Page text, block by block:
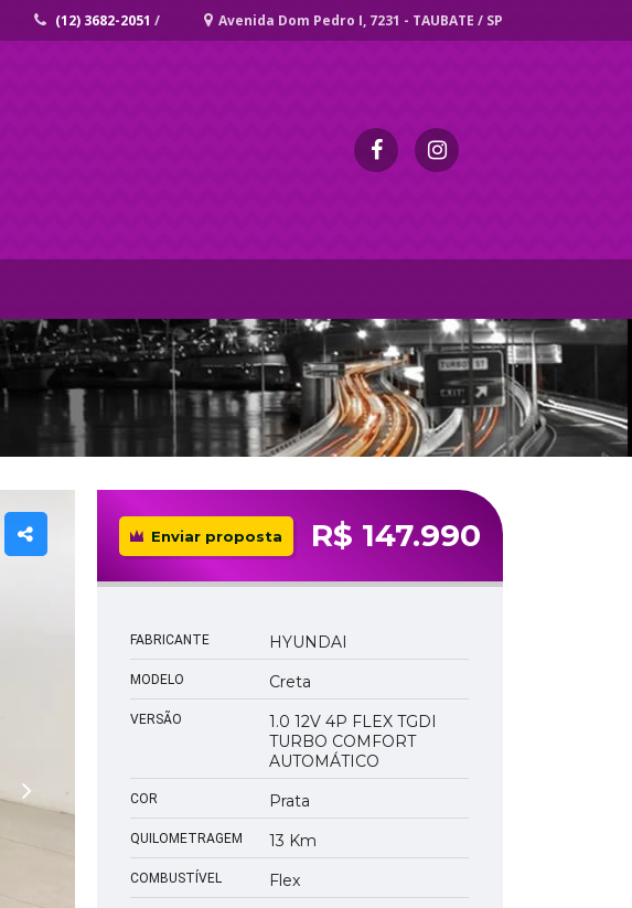
Avenida Dom Pedro I, 7231 - TAUBATE / SP
(12) 3682-2051 /
Enviar proposta R$ 147.990
FABRICANTE HYUNDAI
MODELO Creta
VERSÃO
1.0 12V 4P FLEX TGDI
TURBO COMFORT
AUTOMÁTICO
COR Prata
QUILOMETRAGEM 13 Km
COMBUSTÍVEL Flex